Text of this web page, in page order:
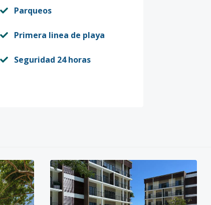
Parqueos
Primera linea de playa
Seguridad 24 horas